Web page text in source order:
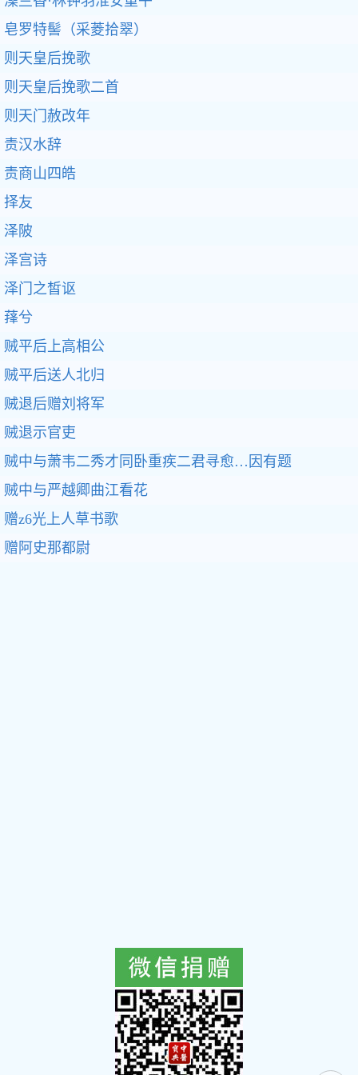
皂罗特髻（采菱拾翠）
则天皇后挽歌
则天皇后挽歌二首
则天门赦改年
责汉水辞
责商山四皓
择友
泽陂
泽宫诗
泽门之皙讴
萚兮
贼平后上高相公
贼平后送人北归
贼退后赠刘将军
贼退示官吏
贼中与萧韦二秀才同卧重疾二君寻愈…因有题
贼中与严越卿曲江看花
赠z6光上人草书歌
赠阿史那都尉